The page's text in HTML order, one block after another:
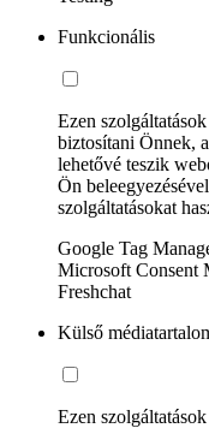
Funkcionális
Ezen
biztosítani Önnek,
lehetővé teszik
Ön
szolgáltatásokat
Google Tag
Microsoft Consent
Freshchat
Külső
Ezen